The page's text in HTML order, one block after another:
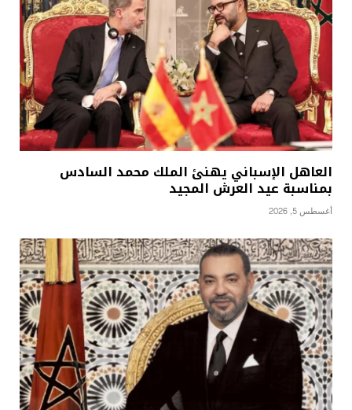
العاهل الإسباني يهنئ الملك محمد السادس
بمناسبة عيد العرش المجيد
أغسطس 5, 2026